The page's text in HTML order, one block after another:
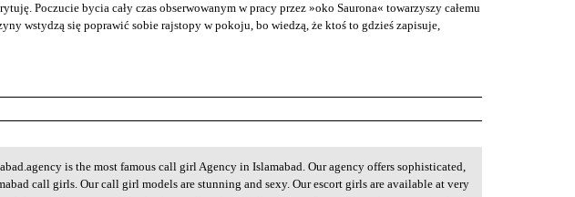
Poczucie bycia cały czas obserwowanym w pracy przez »oko Saurona« towarzyszy całemu
wstydzą się poprawić sobie rajstopy w pokoju, bo wiedzą, że ktoś to gdzieś zapisuje,
is the most famous call girl Agency in Islamabad. Our agency offers sophisticated,
call girls. Our call girl models are stunning and sexy. Our escort girls are available at very